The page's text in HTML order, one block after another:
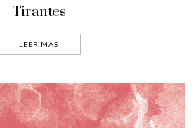
Tirantes
LEER MÁS